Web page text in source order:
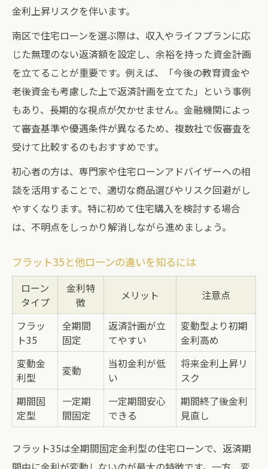
金利上昇リスクを伴います。
南区で住宅ローンを選ぶ際は、収入やライフプランに応
じた無理のない返済額を設定し、余裕を持った資金計画
を立てることが重要です。例えば、「今後の教育資金や
老後資金も考慮した上で返済計画を立てた」という事例
もあり、長期的な視点が欠かせません。金融機関によっ
て審査基準や優遇条件が異なるため、複数社で仮審査を
受けて比較するのもおすすめです。
初心者の方は、専門家や住宅ローンアドバイザーへの相
談を活用することで、適切な商品選びやリスク回避がし
やすくなります。特に初めて住宅購入を検討する場合
は、不明点をしっかり解消しながら進めましょう。
フラット35と他ローンの違いを知るには
ローン
タイプ
金利特
徴
メリット 注意点
フラッ
ト35
全期間
固定
返済計画が立
てやすい
変動型より初期
金利高め
変動金
利型
変動
当初金利が低
い
将来金利上昇リ
スク
期間固
定型
一定期
間固定
一定期間安心
できる
期間終了後金利
見直し
フラット35は全期間固定金利型の住宅ローンで、返済期